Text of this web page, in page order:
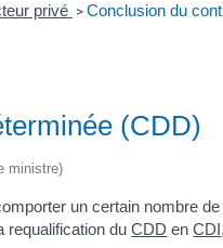
privé > Conclusion du
(CDD)
ministre)
un certain nombre
requalification duCDD enCDI